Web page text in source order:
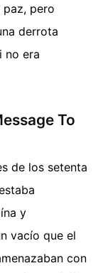
paz, pero
derrota
no era
To
de los setenta
y
vacío que el
con